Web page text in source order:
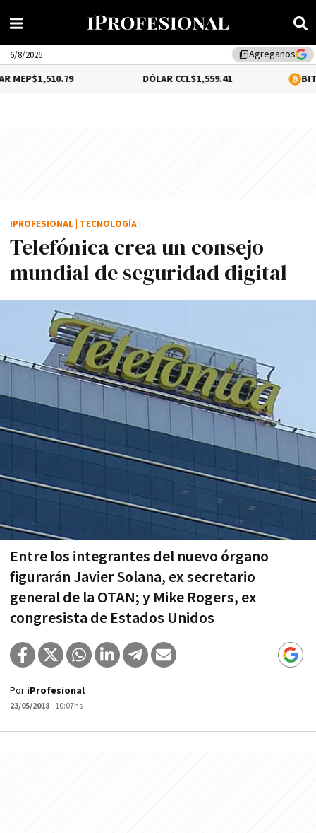
library_addAgreganos
6/8/2026
$1,559.41 0.12%
Telefónica crea un consejo
mundial de seguridad digital
Entre los integrantes del nuevo órgano
figurarán Javier Solana, ex secretario
general de la OTAN; y Mike Rogers, ex
congresista de Estados Unidos
IPROFESIONAL TECNOLOGÍA
Por iProfesional
23/05/2018- 10:07hs